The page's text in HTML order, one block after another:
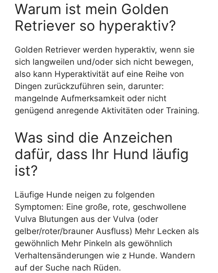
Warum ist mein Golden
Retriever so hyperaktiv?
Golden Retriever werden hyperaktiv, wenn sie
sich langweilen und/oder sich nicht bewegen,
also kann Hyperaktivität auf eine Reihe von
Dingen zurückzuführen sein, darunter:
mangelnde Aufmerksamkeit oder nicht
genügend anregende Aktivitäten oder Training.
Was sind die Anzeichen
dafür, dass Ihr Hund läufig
ist?
Läufige Hunde neigen zu folgenden
Symptomen: Eine große, rote, geschwollene
Vulva Blutungen aus der Vulva (oder
gelber/roter/brauner Ausfluss) Mehr Lecken als
gewöhnlich Mehr Pinkeln als gewöhnlich
Verhaltensänderungen wie z Hunde. Wandern
auf der Suche nach Rüden.